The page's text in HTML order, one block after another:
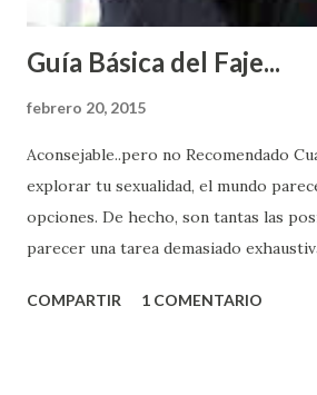
Guía Básica del Faje...
febrero 20, 2015
Aconsejable..pero no Recomendado
explorar tu sexualidad, el mundo
opciones. De hecho, son tantas las
parecer una tarea demasiado
partes de ti que jamás hubieras
COMPARTIR 1 COMENTARIO